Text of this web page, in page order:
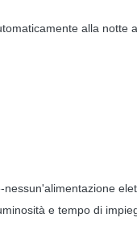
alla
e tempo di